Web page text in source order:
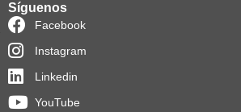
Síguenos
Facebook
Instagram
Linkedin
YouTube